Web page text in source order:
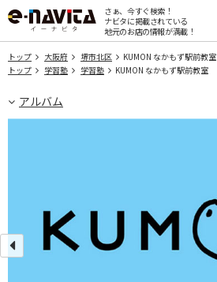
さぁ、今すぐ検索！
ナビタに掲載されている
地元のお店の情報が満載！
トップ 大阪府 堺市北区
KUMON なかもず駅前教室
トップ
学習塾 学習塾 KUMON なかもず駅前教室
アルバム